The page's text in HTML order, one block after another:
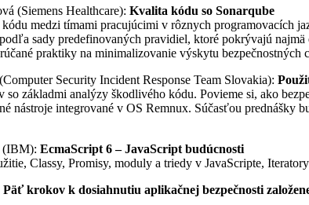
(Siemens Healthcare): Kvalita kódu so Sonarqube
medzi tímami pracujúcimi v rôznych programovacích
sady predefinovaných pravidiel, ktoré pokrývajú
praktiky na minimalizovanie výskytu bezpečnostných
Security Incident Response Team Slovakia):
so základmi analýzy škodlivého kódu. Povieme si, ako
nástroje integrované v OS Remnux. Súčasťou
(IBM): EcmaScript 6 – JavaScript budúcnosti
Classy, Promisy, moduly a triedy v JavaScripte,
Päť krokov k dosiahnutiu aplikačnej bezpečnosti